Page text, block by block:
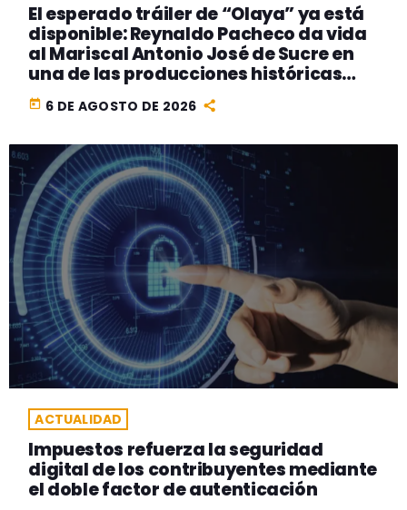
El esperado tráiler de “Olaya” ya está
disponible: Reynaldo Pacheco da vida
al Mariscal Antonio José de Sucre en
una de las producciones históricas
más ambiciosas del cine peruano
today 6 DE AGOSTO DE 2026
ACTUALIDAD
Impuestos refuerza la seguridad
digital de los contribuyentes mediante
el doble factor de autenticación